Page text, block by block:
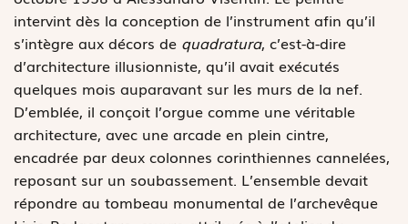
intervint dès la conception de l’instrument afin qu’il
s’intègre aux décors de quadratura, c’est-à-dire
d’architecture illusionniste, qu’il avait exécutés
quelques mois auparavant sur les murs de la nef.
D’emblée, il conçoit l’orgue comme une véritable
architecture, avec une arcade en plein cintre,
encadrée par deux colonnes corinthiennes cannelées,
reposant sur un soubassement. L’ensemble devait
répondre au tombeau monumental de l’archevêque